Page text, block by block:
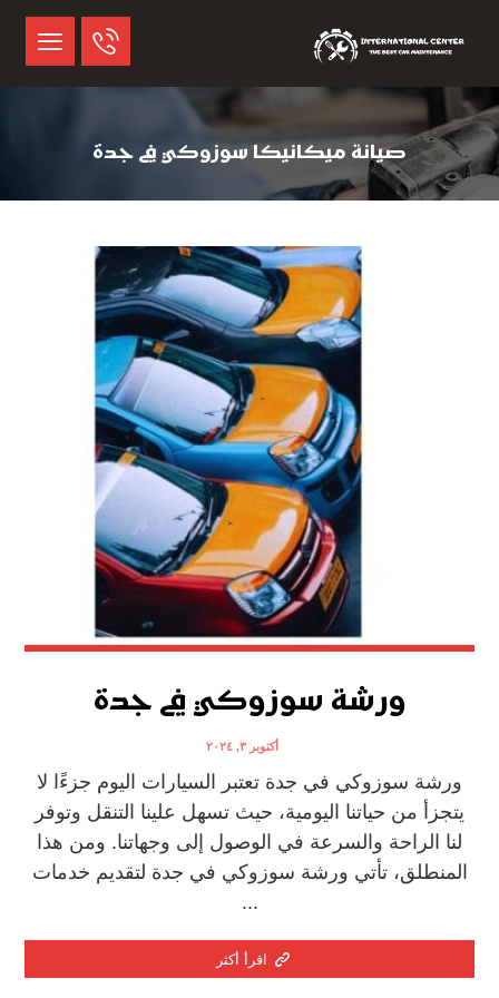
صيانة ميكانيكا سوزوكي في جدة
ورشة سوزوكي في جدة
أكتوبر ٣, ٢٠٢٤
ورشة سوزوكي في جدة تعتبر السيارات اليوم جزءًا لا
يتجزأ من حياتنا اليومية، حيث تسهل علينا التنقل وتوفر
لنا الراحة والسرعة في الوصول إلى وجهاتنا. ومن هذا
المنطلق، تأتي ورشة سوزوكي في جدة لتقديم خدمات
...
اقرأ أكثر